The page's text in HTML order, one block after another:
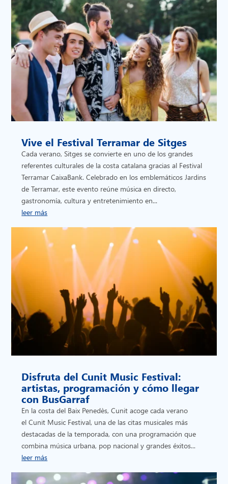
Vive el Festival Terramar de Sitges
Cada verano, Sitges se convierte en uno de los grandes
referentes culturales de la costa catalana gracias al Festival
Terramar CaixaBank. Celebrado en los emblemáticos Jardins
de Terramar, este evento reúne música en directo,
gastronomía, cultura y entretenimiento en...
leer más
Disfruta del Cunit Music Festival:
artistas, programación y cómo llegar
con BusGarraf
En la costa del Baix Penedès, Cunit acoge cada verano
el Cunit Music Festival, una de las citas musicales más
destacadas de la temporada, con una programación que
combina música urbana, pop nacional y grandes éxitos...
leer más